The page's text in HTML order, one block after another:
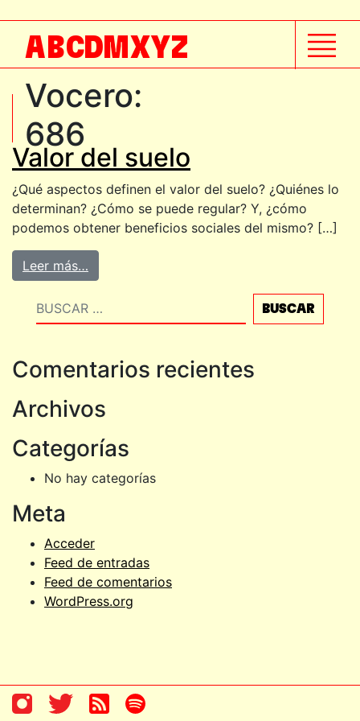
ABCDMXYZ
Vocero:
686
Valor del suelo
¿Qué aspectos definen el valor del suelo? ¿Quiénes lo
determinan? ¿Cómo se puede regular? Y, ¿cómo
podemos obtener beneficios sociales del mismo? […]
Leer más…
Buscar
Comentarios recientes
Archivos
Categorías
No hay categorías
Meta
Acceder
Feed de entradas
Feed de comentarios
WordPress.org